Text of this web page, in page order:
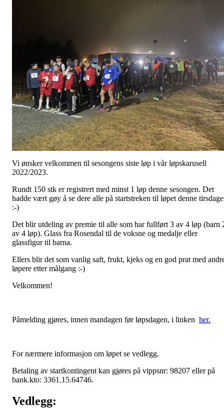
Vi ønsker velkommen til sesongens siste løp i vår løpskarusell
2022/2023.
Rundt 150 stk er registrert med minst 1 løp denne sesongen. Det
hadde vært gøy å se dere alle på startstreken til løpet denne
:-)
Det blir utdeling av premie til alle som har fullført 3 av 4 løp (barn
av 4 løp). Glass fra Rosendal til de voksne og medalje eller
glassfigur til barna.
Ellers blir det som vanlig saft, frukt, kjeks og en god prat med
løpere etter målgang :-)
Velkommen!
Påmelding gjøres, innen mandagen før løpsdagen, i linken her.
For nærmere informasjon om løpet se vedlegg.
Betaling av startkontingent kan gjøres på vippsnr: 98207 eller på
bank.kto: 3361.15.64746.
Vedlegg: